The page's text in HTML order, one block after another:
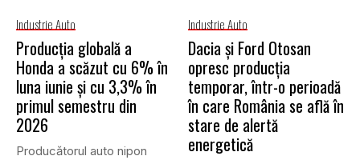
Industrie Auto
Producția globală a
Honda a scăzut cu 6% în
luna iunie și cu 3,3% în
primul semestru din
2026
Producătorul auto nipon
Industrie Auto
Dacia și Ford Otosan
opresc producția
temporar, într-o perioadă
în care România se află în
stare de alertă
energetică